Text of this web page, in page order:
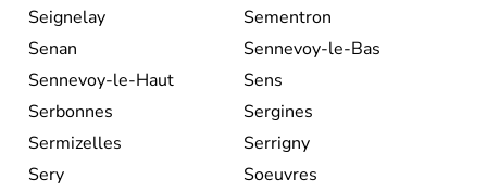
Seignelay
Sementron
Senan
Sennevoy-le-Bas
Sennevoy-le-Haut
Sens
Serbonnes
Sergines
Sermizelles
Serrigny
Sery
Soeuvres